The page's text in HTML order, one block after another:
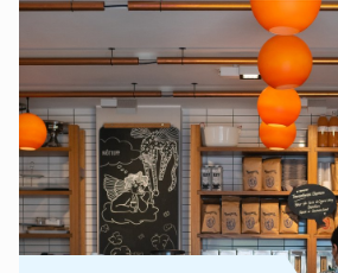
Kategorier:Restauranger, Mina bästa